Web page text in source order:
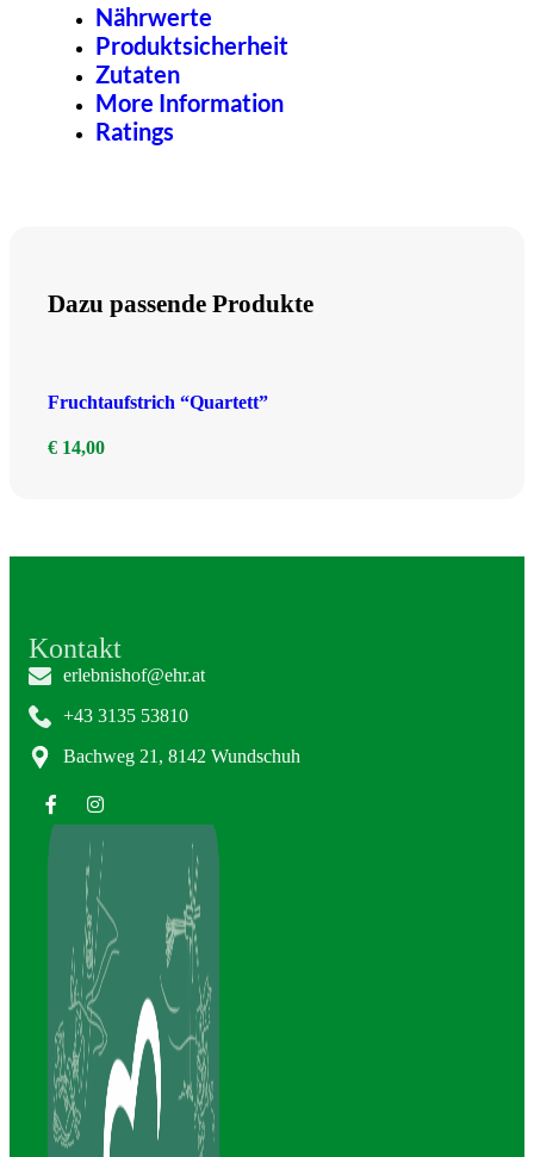
Nährwerte
Produktsicherheit
Zutaten
More Information
Ratings
Dazu passende Produkte
Fruchtaufstrich “Quartett”
€ 14,00
Kontakt
erlebnishof@ehr.at
+43 3135 53810
Bachweg 21, 8142 Wundschuh